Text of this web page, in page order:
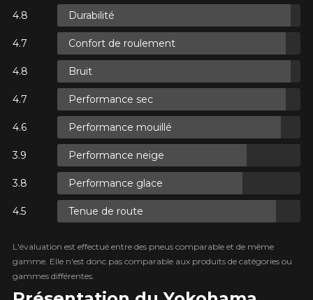
Durabilité
Confort de roulement
Bruit
Performance sec
Performance mouillé
Performance neige
Performance glace
Tenue de route
L'évaluation est effectué entre des pneus comparable et de même
gamme. Elle n'est donc pas comparable aux produits de catégories ou
gammes différentes.